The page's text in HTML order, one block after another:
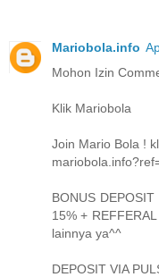
Mariobola.info
Mohon Izin
Klik Mariobola
Join Mario Bola !
BONUS
15% +
lainnya ya^^
DEPOSIT VIA